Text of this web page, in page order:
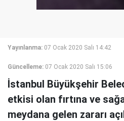
Yayınlanma: 07 Ocak 2020 Salı 14:42
Güncelleme: 07 Ocak 2020 Salı 15:06
İstanbul Büyükşehir
etkisi olan fırtına ve
meydana gelen zararı